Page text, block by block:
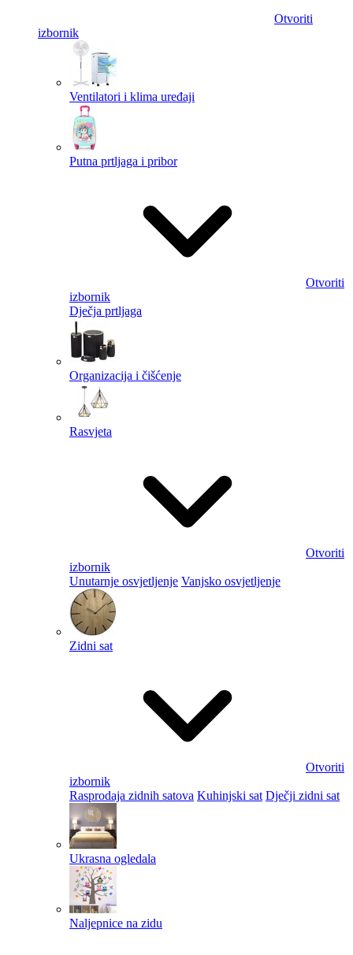
Otvoriti
izbornik
Ventilatori i klima uređaji
Putna prtljaga i pribor
Otvoriti
izbornik
Dječja prtljaga
Organizacija i čišćenje
Rasvjeta
Otvoriti
izbornik
Unutarnje osvjetljenje Vanjsko osvjetljenje
Zidni sat
Otvoriti
izbornik
Rasprodaja zidnih satova Kuhinjski sat Dječji zidni sat
Ukrasna ogledala
Naljepnice na zidu